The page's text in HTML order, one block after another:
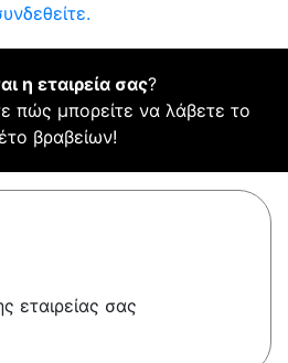
η εταιρεία σας?
πώς μπορείτε να λάβετε το
βραβείων!
εταιρείας σας